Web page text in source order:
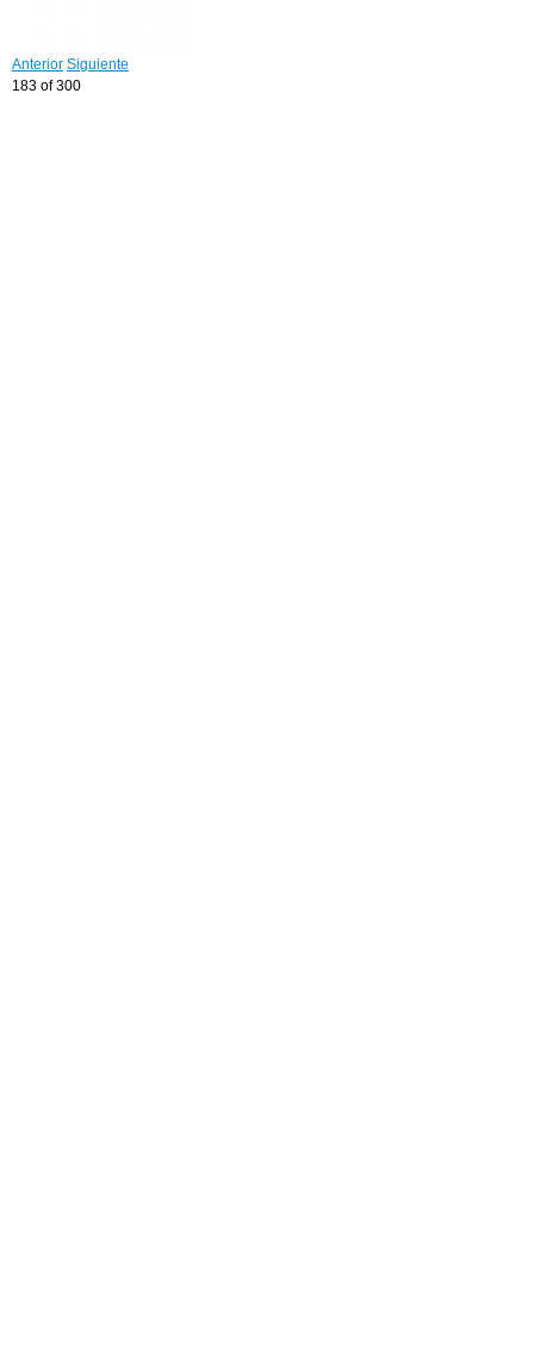
Anterior Siguiente
183 of 300